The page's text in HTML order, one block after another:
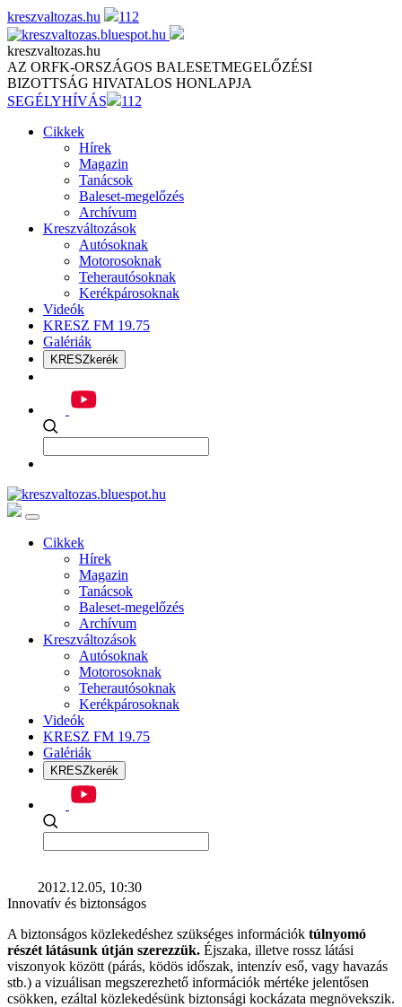
Skip
to
content
kreszvaltozas.hu 112
kreszvaltozas.hu
AZ ORFK-ORSZÁGOS BALESETMEGELŐZÉSI
BIZOTTSÁG HIVATALOS HONLAPJA
SEGÉLYHÍVÁS
112
Cikkek
Hírek
Magazin
Tanácsok
Baleset-megelőzés
Archívum
Kreszváltozások
Autósoknak
Motorosoknak
Teherautósoknak
Kerékpárosoknak
Videók
KRESZ FM 19.75
Galériák
KRESZkerék
Cikkek
Hírek
Magazin
Tanácsok
Baleset-megelőzés
Archívum
Kreszváltozások
Autósoknak
Motorosoknak
Teherautósoknak
Kerékpárosoknak
Videók
KRESZ FM 19.75
Galériák
KRESZkerék
2012.12.05, 10:30
Innovatív és biztonságos
A biztonságos közlekedéshez szükséges információk túlnyomó
részét látásunk útján szerezzük. Éjszaka, illetve rossz látási
viszonyok között (párás, ködös időszak, intenzív eső, vagy havazás
stb.) a vizuálisan megszerezhető információk mértéke jelentősen
csökken, ezáltal közlekedésünk biztonsági kockázata megnövekszik.